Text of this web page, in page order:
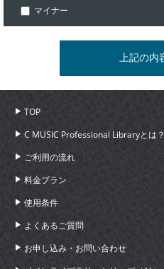
マイナー
TOP
C MUSIC Professional Libraryとは？
ご利用の流れ
料金プラン
使用条件
よくあるご質問
お申し込み・お問い合わせ